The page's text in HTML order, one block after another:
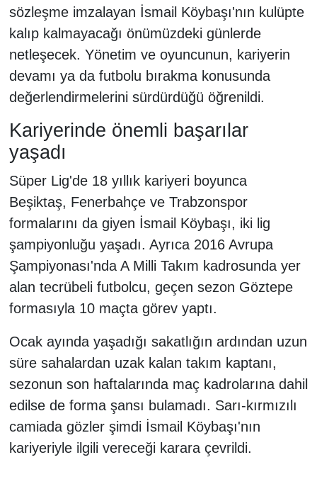
sözleşme imzalayan İsmail Köybaşı'nın kulüpte
kalıp kalmayacağı önümüzdeki günlerde
netleşecek. Yönetim ve oyuncunun, kariyerin
devamı ya da futbolu bırakma konusunda
değerlendirmelerini sürdürdüğü öğrenildi.
Kariyerinde önemli başarılar
yaşadı
Süper Lig'de 18 yıllık kariyeri boyunca
Beşiktaş, Fenerbahçe ve Trabzonspor
formalarını da giyen İsmail Köybaşı, iki lig
şampiyonluğu yaşadı. Ayrıca 2016 Avrupa
Şampiyonası'nda A Milli Takım kadrosunda yer
alan tecrübeli futbolcu, geçen sezon Göztepe
formasıyla 10 maçta görev yaptı.
Ocak ayında yaşadığı sakatlığın ardından uzun
süre sahalardan uzak kalan takım kaptanı,
sezonun son haftalarında maç kadrolarına dahil
edilse de forma şansı bulamadı. Sarı-kırmızılı
camiada gözler şimdi İsmail Köybaşı'nın
kariyeriyle ilgili vereceği karara çevrildi.